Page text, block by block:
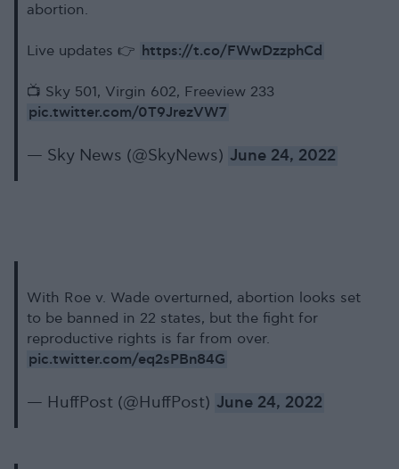
abortion.
Live updates 👉 https://t.co/FWwDzzphCd
📺 Sky 501, Virgin 602, Freeview 233
pic.twitter.com/0T9JrezVW7
— Sky News (@SkyNews) June 24, 2022
With Roe v. Wade overturned, abortion looks set
to be banned in 22 states, but the fight for
reproductive rights is far from over.
pic.twitter.com/eq2sPBn84G
— HuffPost (@HuffPost) June 24, 2022